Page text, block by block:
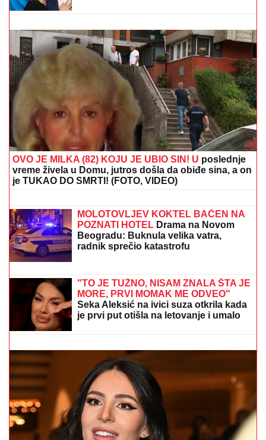
"PORODICI SAM PORUČILA - NE ŽELIM DA UMREM"
Voditeljka o najvećoj intimi: "Doktori su odmah
zakazali operaciju kad su shvatili stanje stvari", ovo je
samo jednom pričala
(VIDEO) DRAGAN UREDIO VILU U
GROCKOJ NAKON RASKIDA SA
JOVANOM JEREMIĆOvako sada
SIN BRUTALNO TUKAO MAJKU DO
SMRTI!Strašni detalji jezivog zločina
na Novom Beogradu: Nakon ubistva
OVO JE MILKA (82) KOJU JE UBIO SIN! U
poslednje
vreme živela u Domu, jutros došla da obiđe sina, a on
je TUKAO DO SMRTI! (FOTO, VIDEO)